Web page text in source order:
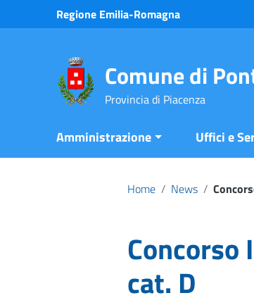
Vai ai contenuti
Vai al menu di navigazione
Regione Emilia-Romagna
Comune di
Provincia di Piacenza
Amministrazione Uffici e
Home / News /
cat. D